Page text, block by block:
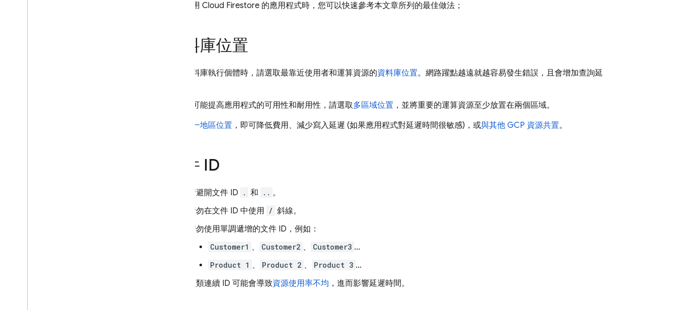
建構使用 Cloud Firestore 的應用程式時，您可以快速參考本文章所列的最佳做法；
資料庫位置
建立資料庫執行個體時，請選取最靠近使用者和運算資源的資料庫位置。網路躍點越遠就越容易發生錯誤，且會增加查詢延
如要盡可能提高應用程式的可用性和耐用性，請選取多區域位置 ，並將重要的運算資源至少放置在兩個區域。
單一地區位置 ，即可降低費用、減少寫入延遲 (如果應用程式對延遲時間很敏感)，或與其他 GCP 資源共置。
文件 ID
請避開文件 ID . 和 .. 。
請勿在文件 ID 中使用 / 斜線。
請勿使用單調遞增的文件 ID，例如：
Customer1 、 Customer2 、 Customer3 ...
Product 1 、 Product 2 、 Product 3 ...
這類連續 ID 可能會導致資源使用率不均 ，進而影響延遲時間。